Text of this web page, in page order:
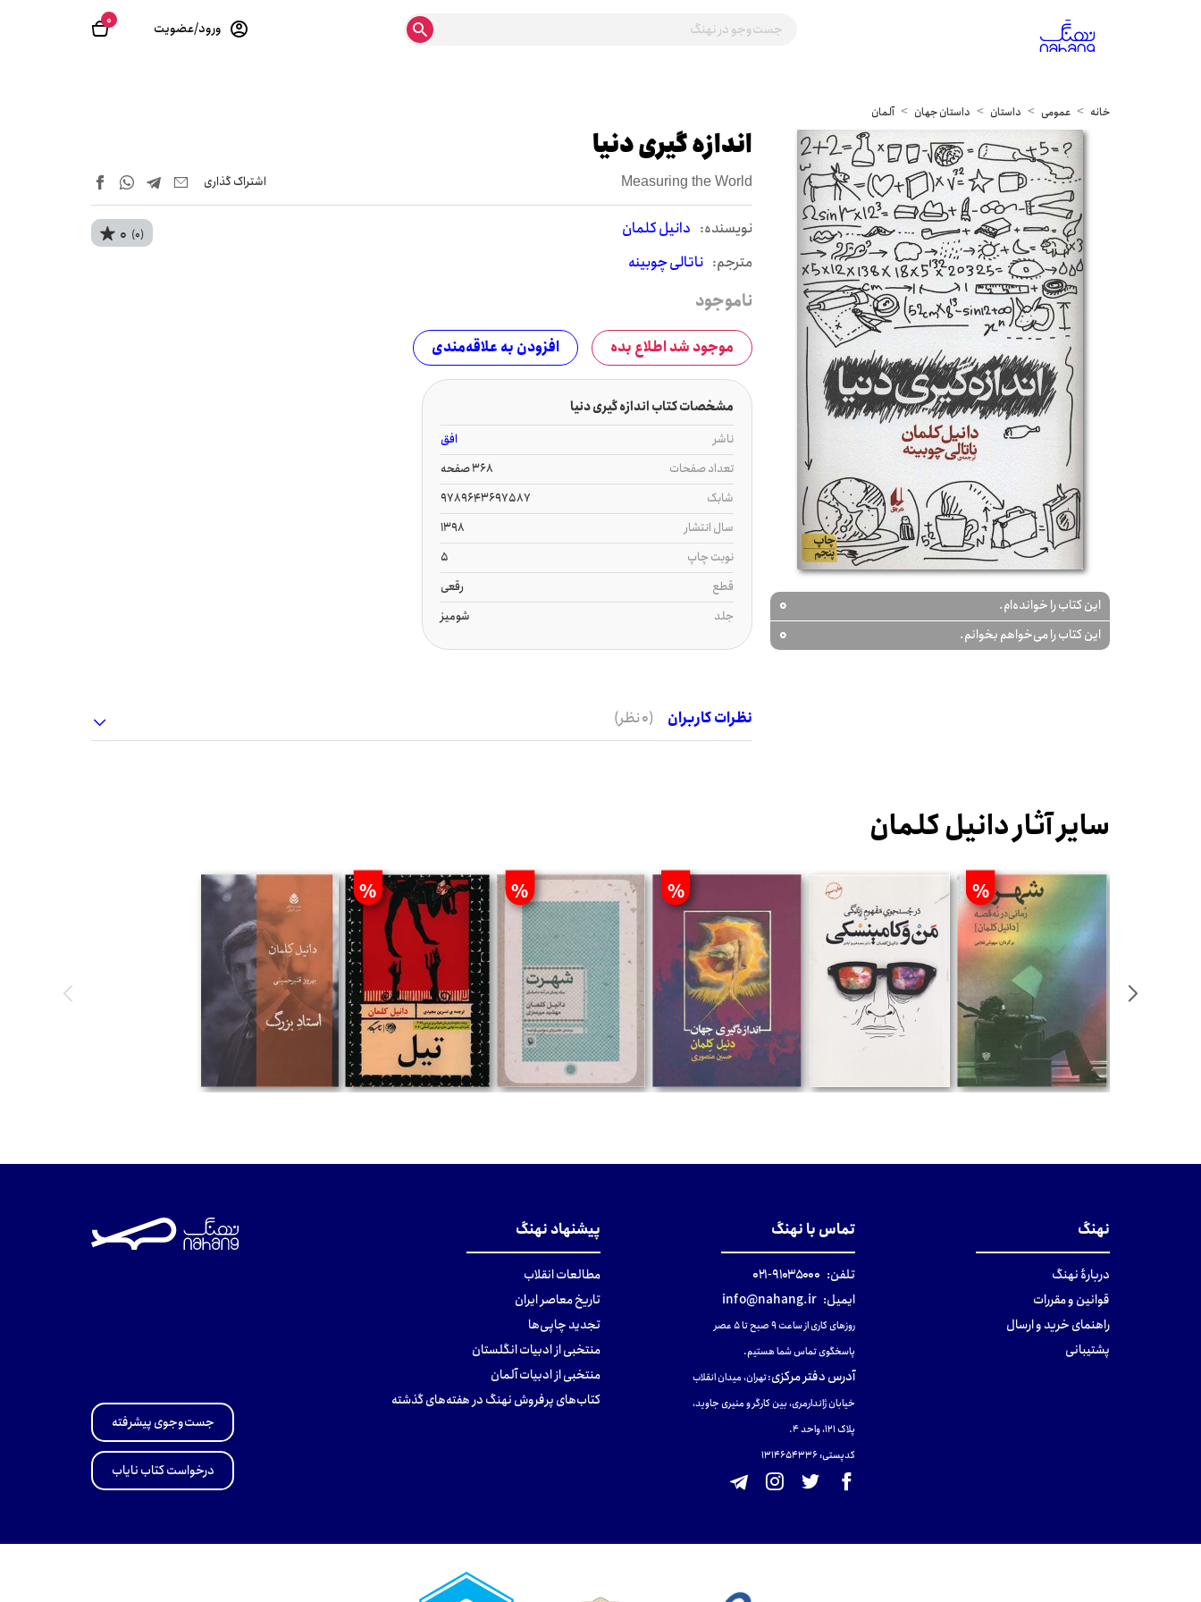
0 ورود/عضویت
خانه عمومی داستان داستان جهان آلمان
این کتاب را خوانده‌ام. 0
این کتاب را می‌خواهم بخوانم. 0
اندازه گیری دنیا
Measuring the World اشتراک‌ گذاری
نويسنده: دانیل کلمان
مترجم: ناتالی چوبینه
0 (0)
ناموجود
موجود شد اطلاع بده افزودن به علاقه‌مندی
مشخصات کتاب اندازه گیری دنیا
ناشر
افق
تعداد صفحات
368 صفحه
شابک
9789643697587
سال انتشار
1398
نوبت چاپ
5
قطع
رقعی
جلد
شومیز
نظرات کاربران (0 نظر)
سایر آثار دانیل کلمان
%
%
%
%
نهنگ
دربارهٔ نهنگ
قوانین و مقررات
راهنمای خرید و ارسال
پشتیبانی
تماس با نهنگ
تلفن: ۹۱۰۳۵۰۰۰-۰۲۱
ایمیل: info@nahang.ir
روزهای کاری از ساعت ۹ صبح تا ۵ عصر
پاسخگوی تماس شما هستیم.
آدرس دفتر مرکزی:تهران، میدان انقلاب
خیابان ژاندارمری، بین کارگر و منیری جاوید،
پلاک 121، واحد ۴.
کدپستی: 131465433۶
پیشنهاد نهنگ
مطالعات انقلاب
تاریخ معاصر ایران
تجدید چاپی‌ها
منتخبی از ادبیات انگلستان
منتخبی از ادبیات آلمان
کتاب‌های پرفروش نهنگ در هفته‌های گذشته
جست‌وجوی پیشرفته
درخواست کتاب نایاب